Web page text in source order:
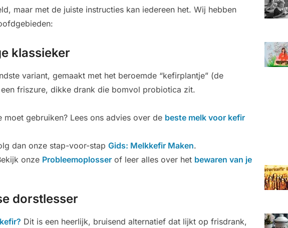
maar met de juiste instructies kan iedereen het. Wij hebben
klassieker
variant, gemaakt met het beroemde “kefirplantje” (de
friszure, dikke drank die bomvol probiotica zit.
gebruiken? Lees ons advies over de beste melk voor kefir
dan onze stap-voor-stap Gids: Melkkefir Maken.
onze Probleemoplosser of leer alles over het bewaren van je
dorstlesser
Dit is een heerlijk, bruisend alternatief dat lijkt op frisdrank,